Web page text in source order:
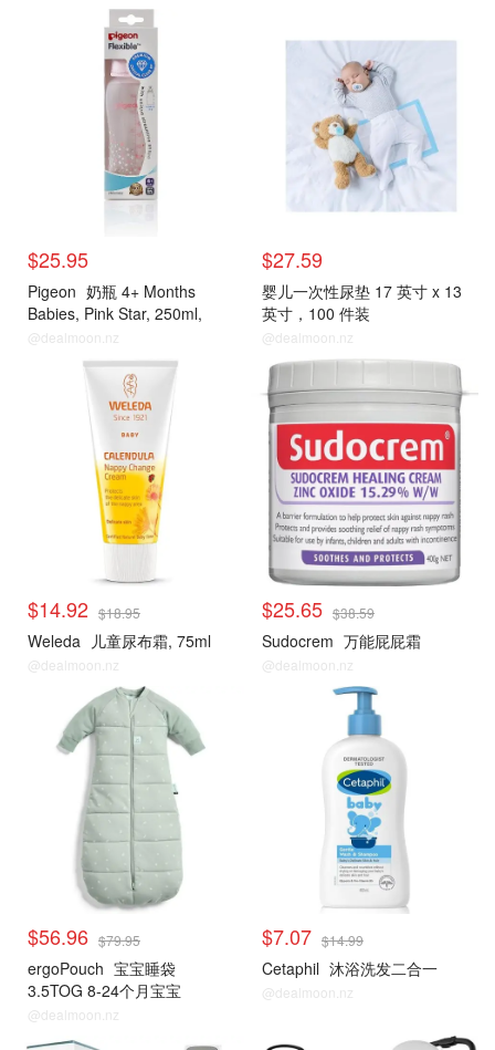
$25.95
Pigeon 奶瓶 4+ Months
Babies, Pink Star, 250ml,
Crystal PP, 1-Pack
@dealmoon.nz
$27.59
婴儿一次性尿垫 17 英寸 x 13
英寸，100 件装
@dealmoon.nz
$14.92 $18.95
Weleda 儿童尿布霜, 75ml
@dealmoon.nz
$25.65 $38.59
Sudocrem 万能屁屁霜
@dealmoon.nz
$56.96 $79.95
ergoPouch 宝宝睡袋
3.5TOG 8-24个月宝宝
@dealmoon.nz
$7.07 $14.99
Cetaphil 沐浴洗发二合一
@dealmoon.nz